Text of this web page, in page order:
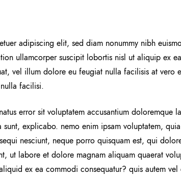
adipiscing elit, sed diam nonummy nibh
ullamcorper suscipit lobortis nisl ut aliquip ex
vel illum dolore eu feugiat nulla facilisis at
facilisi.
error sit voluptatem accusantium
explicabo. nemo enim ipsam voluptatem,
nesciunt, neque porro quisquam est, qui
ut labore et dolore magnam aliquam quaerat
ex ea commodi consequatur? quis autem